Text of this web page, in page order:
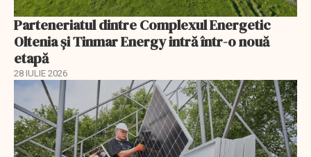
Parteneriatul dintre Complexul Energetic
Oltenia și Tinmar Energy intră într-o nouă
etapă
28 IULIE 2026